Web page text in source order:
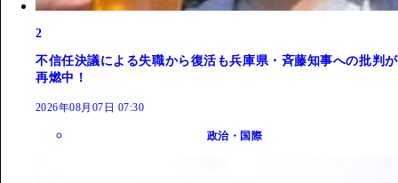
2
不信任決議による失職から復活も兵庫県・斉藤知事への批判が
再燃中！
2026年08月07日 07:30
政治・国際